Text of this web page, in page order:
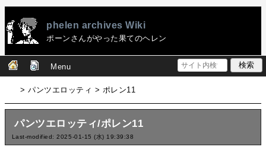
phelen archives Wiki
ポーンさんがやった果てのヘレン
Menu
> パンツエロッティ > ポレン11
パンツエロッティ/ポレン11
Last-modified: 2025-01-15 (水) 19:39:38